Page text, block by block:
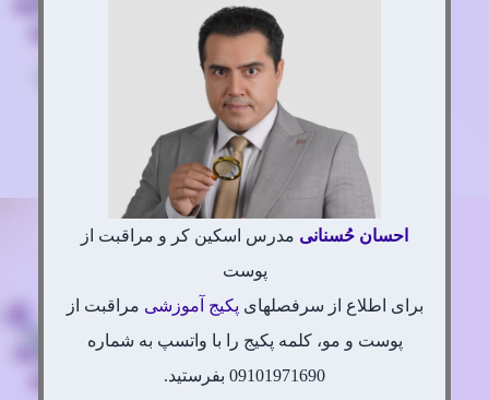
احسان حُسنانی مدرس اسکین کر و مراقبت از
پوست
برای اطلاع از سرفصلهای پکیج آموزشی مراقبت از
پوست و مو، کلمه پکیج را با واتسپ به شماره
09101971690 بفرستید.